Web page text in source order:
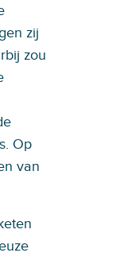
zij
zou
Op
van